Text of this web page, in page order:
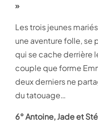
»
Les trois jeunes
une aventure folle, se
qui se cache derrière
couple que forme
deux derniers ne
du tatouage…
6° Antoine, Jade et